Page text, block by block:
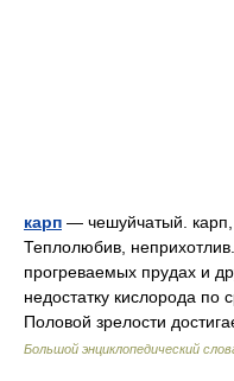
карп — чешуйчатый.
Теплолюбив,
прогреваемых прудах и
недостатку кислорода по
Половой зрелости
Большой энциклопедический